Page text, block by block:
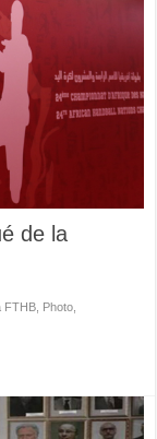
de la
FTHB Photo